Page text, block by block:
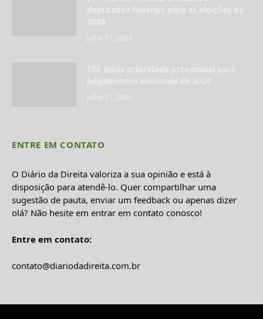
julho 31, 2026
julho 31, 2026
ENTRE EM CONTATO
O Diário da Direita valoriza a sua opinião e está à
disposição para atendê-lo. Quer compartilhar uma
sugestão de pauta, enviar um feedback ou apenas dizer
olá? Não hesite em entrar em contato conosco!
Entre em contato:
contato@diariodadireita.com.br